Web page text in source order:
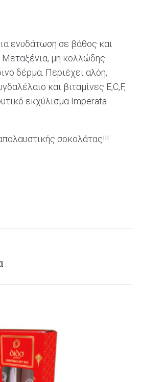
ενυδάτωση σε βάθος και
Μεταξένια, μη κολλώδης
δέρμα. Περιέχει αλόη,
και βιταμίνες E,C,F,
εκχύλισμα Imperata
σοκολάτας!!!